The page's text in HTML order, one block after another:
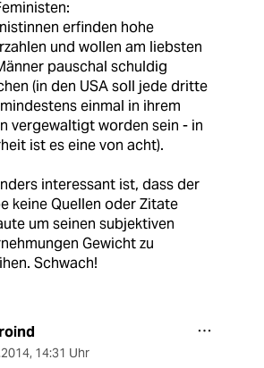
erfinden hohe
und wollen am liebsten
pauschal schuldig
(in den USA soll jede dritte
einmal in ihrem
vergewaltigt worden sein - in
ist es eine von acht).
interessant ist, dass der
keine Quellen oder Zitate
um seinen subjektiven
Gewicht zu
Schwach!
, 14:31 Uhr